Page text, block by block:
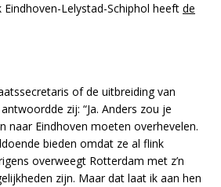
Lelystad-Schiphol heeft de
of de uitbreiding van
zij: “Ja. Anders zou je
naar Eindhoven moeten overhevelen.
bieden omdat ze al flink
overweegt Rotterdam met z’n
zijn. Maar dat laat ik aan hen